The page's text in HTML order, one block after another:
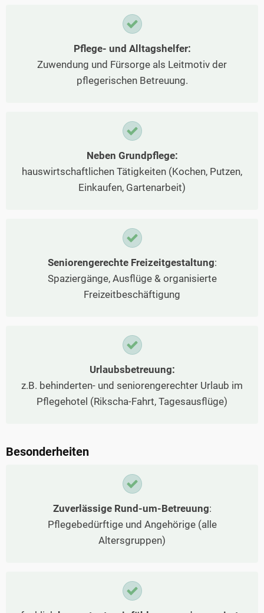
Pflege- und Alltagshelfer:
Zuwendung und Fürsorge als Leitmotiv der
pflegerischen Betreuung.
Neben Grundpflege:
hauswirtschaftlichen Tätigkeiten (Kochen, Putzen,
Einkaufen, Gartenarbeit)
Seniorengerechte Freizeitgestaltung:
Spaziergänge, Ausflüge & organisierte
Freizeitbeschäftigung
Urlaubsbetreuung:
z.B. behinderten- und seniorengerechter Urlaub im
Pflegehotel (Rikscha-Fahrt, Tagesausflüge)
Besonderheiten
Zuverlässige Rund-um-Betreuung:
Pflegebedürftige und Angehörige (alle
Altersgruppen)